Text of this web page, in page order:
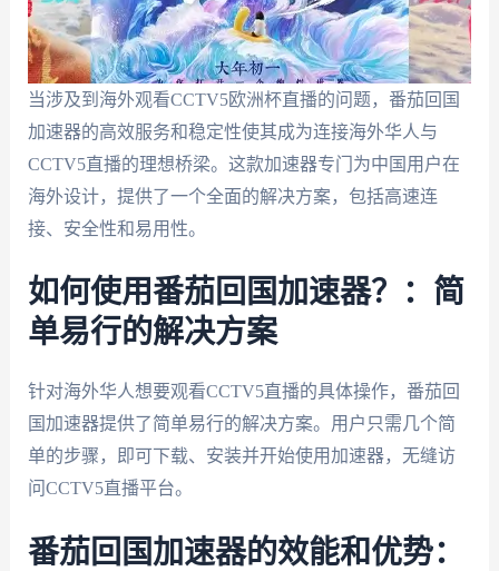
当涉及到海外观看CCTV5欧洲杯直播的问题，番茄回国
加速器的高效服务和稳定性使其成为连接海外华人与
CCTV5直播的理想桥梁。这款加速器专门为中国用户在
海外设计，提供了一个全面的解决方案，包括高速连
接、安全性和易用性。
如何使用番茄回国加速器？：简
单易行的解决方案
针对海外华人想要观看CCTV5直播的具体操作，番茄回
国加速器提供了简单易行的解决方案。用户只需几个简
单的步骤，即可下载、安装并开始使用加速器，无缝访
问CCTV5直播平台。
番茄回国加速器的效能和优势：